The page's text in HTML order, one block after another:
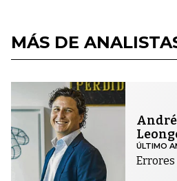
MÁS DE
ÚLTIMO
Errores